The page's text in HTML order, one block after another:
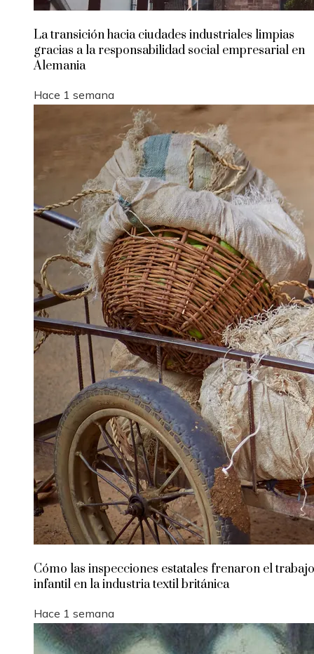
La transición hacia ciudades industriales limpias
gracias a la responsabilidad social empresarial en
Alemania
Hace 1 semana
Cómo las inspecciones estatales frenaron el trabajo
infantil en la industria textil británica
Hace 1 semana